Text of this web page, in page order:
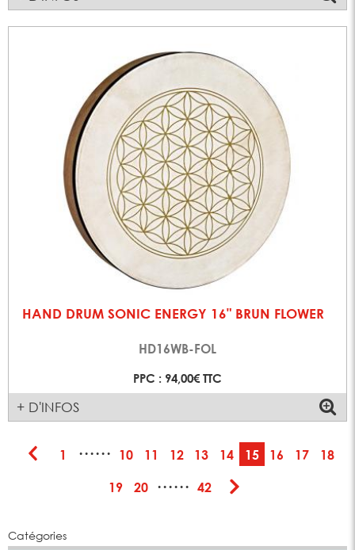
Catégories
HAND DRUM SONIC ENERGY 16" BRUN FLOWER
HD16WB-FOL
PPC : 94,00€ TTC
+ D'INFOS
1 ······ 10 11 12 13 14 15 16 17 18
19 20 ······ 42